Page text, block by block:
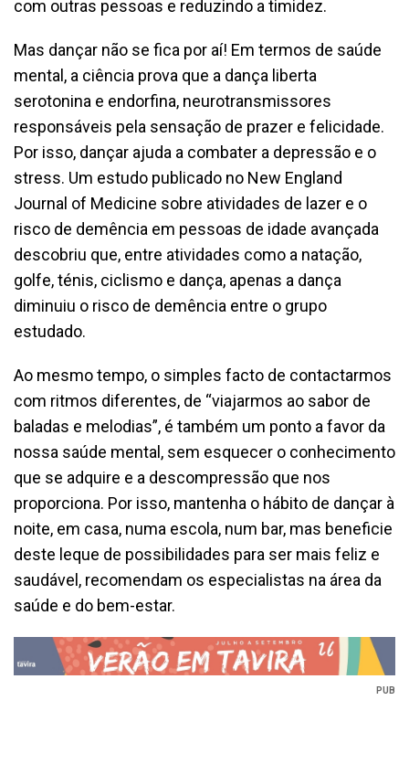
com outras pessoas e reduzindo a timidez.
Mas dançar não se fica por aí! Em termos de saúde
mental, a ciência prova que a dança liberta
serotonina e endorfina, neurotransmissores
responsáveis pela sensação de prazer e felicidade.
Por isso, dançar ajuda a combater a depressão e o
stress. Um estudo publicado no New England
Journal of Medicine sobre atividades de lazer e o
risco de demência em pessoas de idade avançada
descobriu que, entre atividades como a natação,
golfe, ténis, ciclismo e dança, apenas a dança
diminuiu o risco de demência entre o grupo
estudado.
Ao mesmo tempo, o simples facto de contactarmos
com ritmos diferentes, de “viajarmos ao sabor de
baladas e melodias”, é também um ponto a favor da
nossa saúde mental, sem esquecer o conhecimento
que se adquire e a descompressão que nos
proporciona. Por isso, mantenha o hábito de dançar à
noite, em casa, numa escola, num bar, mas beneficie
deste leque de possibilidades para ser mais feliz e
saudável, recomendam os especialistas na área da
saúde e do bem-estar.
PUB